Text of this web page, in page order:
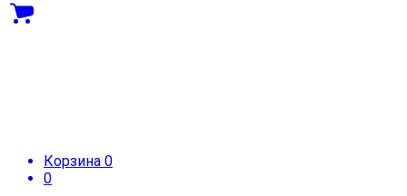
Корзина 0
0